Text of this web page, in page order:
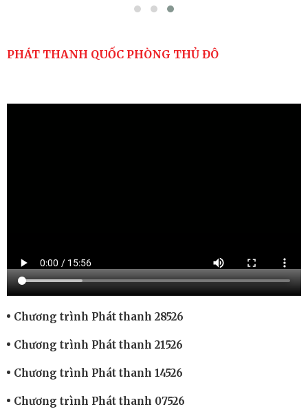
PHÁT THANH QUỐC PHÒNG THỦ ĐÔ
Chương trình Phát thanh 28526
Chương trình Phát thanh 21526
Chương trình Phát thanh 14526
Chương trình Phát thanh 07526